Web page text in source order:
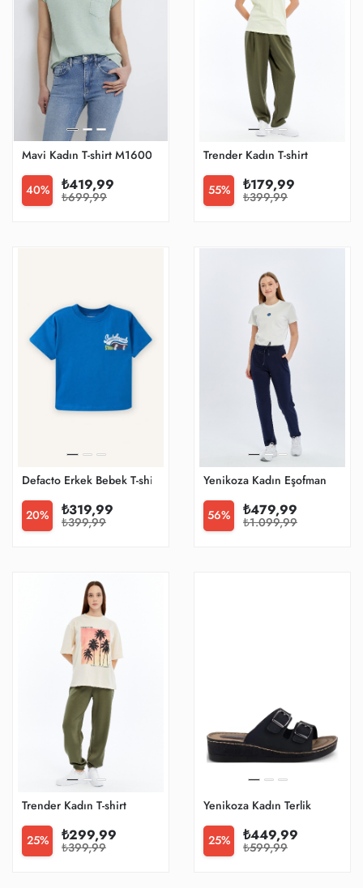
Mavi Kadın T-shirt M1600961-71780
40% ₺419,99
₺699,99
Trender Kadın T-shirt
55% ₺179,99
₺399,99
Defacto Erkek Bebek T-shirt G9921a5/be18
20% ₺319,99
₺399,99
Yenikoza Kadın Eşofman
56% ₺479,99
₺1.099,99
Trender Kadın T-shirt
25% ₺299,99
₺399,99
Yenikoza Kadın Terlik
25% ₺449,99
₺599,99